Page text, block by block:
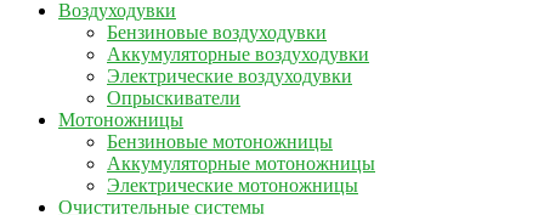
Воздуходувки
Бензиновые воздуходувки
Аккумуляторные воздуходувки
Электрические воздуходувки
Опрыскиватели
Мотоножницы
Бензиновые мотоножницы
Аккумуляторные мотоножницы
Электрические мотоножницы
Очистительные системы